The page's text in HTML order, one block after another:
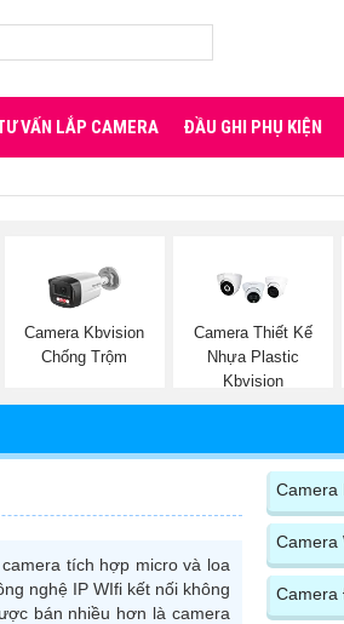
VẤN LẮP CAMERA ĐẦU GHI PHỤ KIỆN
Camera Kbvision
Chống Trộm
Camera Thiết Kế
Nhựa Plastic
Kbvision
tích hợp micro và loa
nghệ IP WIfi kết nối không
bán nhiều hơn là camera
Camera
Camera
Camera